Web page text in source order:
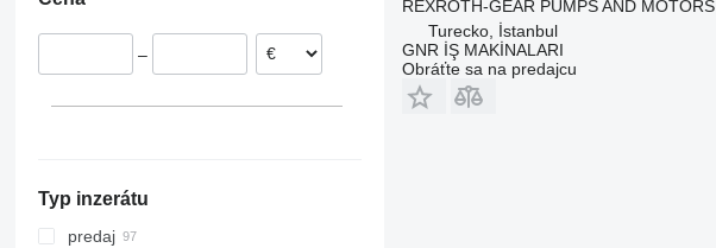
Taliansko
–
Typ inzerátu
predaj
REXROTH-GEAR PUMPS AND MOTORS
Turecko, İstanbul
GNR İŞ MAKİNALARI
Obráťte sa na predajcu